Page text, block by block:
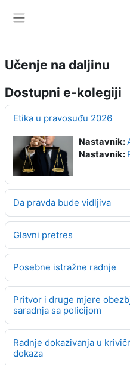
Učenje na daljinu
Dostupni e-kolegiji
Etika u pravosuđu 2026
Nastavnik:
Nastavnik:
Da pravda bude vidljiva
Glavni pretres
Posebne istražne radnje
Pritvor i druge mjere
saradnja sa policijom
Radnje dokazivanja u
dokaza